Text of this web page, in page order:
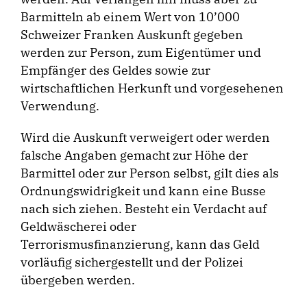
Barmitteln ab einem Wert von 10’000
Schweizer Franken Auskunft gegeben
werden zur Person, zum Eigentümer und
Empfänger des Geldes sowie zur
wirtschaftlichen Herkunft und vorgesehenen
Verwendung.
Wird die Auskunft verweigert oder werden
falsche Angaben gemacht zur Höhe der
Barmittel oder zur Person selbst, gilt dies als
Ordnungswidrigkeit und kann eine Busse
nach sich ziehen. Besteht ein Verdacht auf
Geldwäscherei oder
Terrorismusfinanzierung, kann das Geld
vorläufig sichergestellt und der Polizei
übergeben werden.